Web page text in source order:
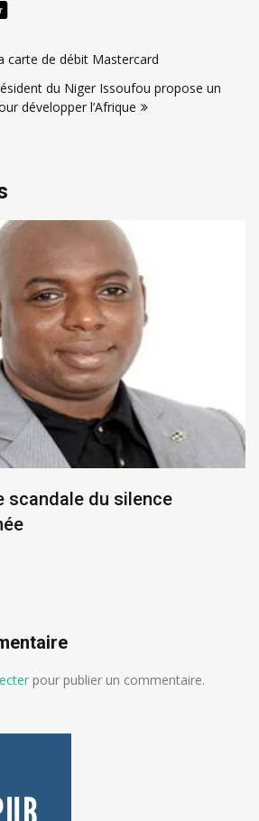
carte de débit Mastercard
du Niger Issoufou propose un
développer l’Afrique
scandale du silence
pour publier un commentaire.